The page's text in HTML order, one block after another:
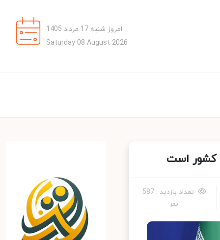
امروز شنبه 17 مرداد 1405
Saturday 08 August 2026
است
تعداد بازدید : 587
نفر